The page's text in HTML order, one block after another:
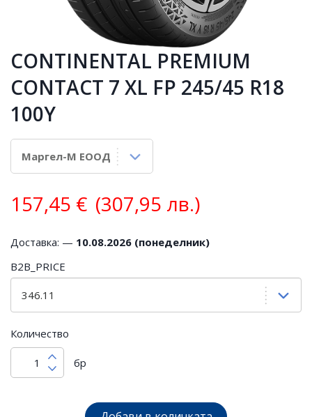
CONTINENTAL PREMIUM
CONTACT 7 XL FP 245/45 R18
100Y
157,45 € (307,95 лв.)
Доставка: — 10.08.2026 (понеделник)
B2B_PRICE
Количество
бр